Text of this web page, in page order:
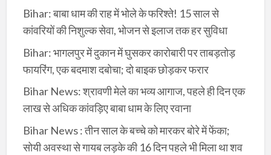
Bihar: बाबा धाम की राह में भोले के फरिश्ते! 15 साल से
कांवरियों की निशुल्क सेवा, भोजन से इलाज तक हर सुविधा
Bihar: भागलपुर में दुकान में घुसकर कारोबारी पर ताबड़तोड़
फायरिंग, एक बदमाश दबोचा; दो बाइक छोड़कर फरार
Bihar News: श्रावणी मेले का भव्य आगाज, पहले ही दिन एक
लाख से अधिक कांवड़िए बाबा धाम के लिए रवाना
Bihar News : तीन साल के बच्चे को मारकर बोरे में फेंका;
सोयी अवस्था से गायब लड़के की 16 दिन पहले भी मिला था शव